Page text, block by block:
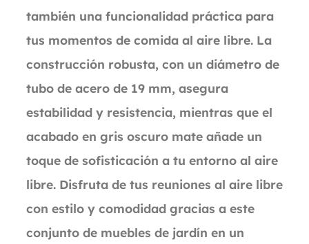
también una funcionalidad práctica para
tus momentos de comida al aire libre. La
construcción robusta, con un diámetro de
tubo de acero de 19 mm, asegura
estabilidad y resistencia, mientras que el
acabado en gris oscuro mate añade un
toque de sofisticación a tu entorno al aire
libre. Disfruta de tus reuniones al aire libre
con estilo y comodidad gracias a este
conjunto de muebles de jardín en un